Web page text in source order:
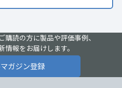
購読の方に製品や評価事例、
報をお届けします。
ガジン登録